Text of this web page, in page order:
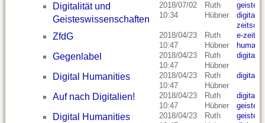
Digitalität und
Geisteswissenschaften
2018/07/02
10:34
Ruth
Hübner
digital
ZfdG
2018/04/23
10:47
Ruth
Hübner
e-
Gegenlabel
2018/04/23
10:47
Ruth
Hübner
digital
Digital Humanities
2018/04/23
10:47
Ruth
Hübner
digital
Auf nach Digitalien!
2018/04/23
10:47
Ruth
Hübner
digital
Digital Humanities
2018/04/23
Ruth